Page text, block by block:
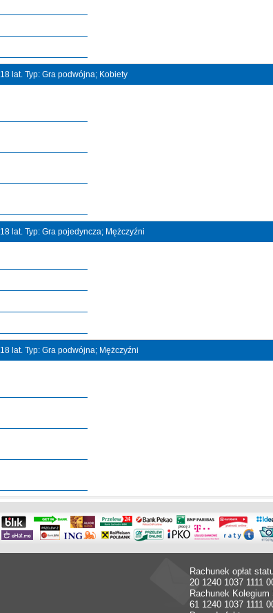
lat. Typ: Gra podwójna; Kobiety
lat. Typ: Gra pojedyncza; Mężczyźni
lat. Typ: Gra podwójna; Mężczyźni
Rachunek opłat
20 1240 1037 1111
Rachunek
61 1240 1037 1111